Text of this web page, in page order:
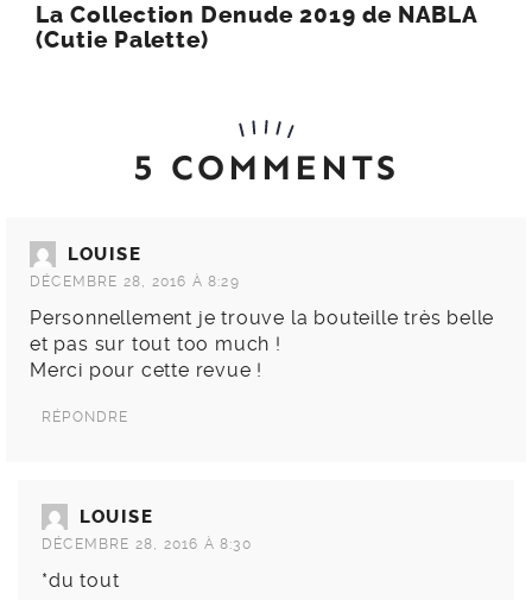
La Collection Denude 2019 de NABLA
(Cutie Palette)
5 COMMENTS
LOUISE
DÉCEMBRE 28, 2016 À 8:29
Personnellement je trouve la bouteille très belle
et pas sur tout too much !
Merci pour cette revue !
RÉPONDRE
LOUISE
DÉCEMBRE 28, 2016 À 8:30
*du tout